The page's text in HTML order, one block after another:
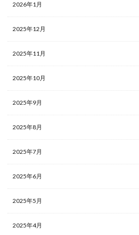
2026年1月
2025年12月
2025年11月
2025年10月
2025年9月
2025年8月
2025年7月
2025年6月
2025年5月
2025年4月